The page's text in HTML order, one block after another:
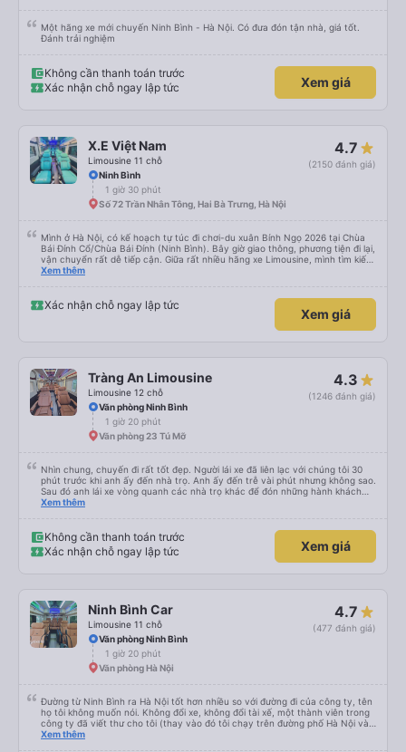
Một hãng xe mới chuyến Ninh Bình - Hà Nội. Có đưa đón tận nhà, giá tốt.
Đánh trải nghiệm
Không cần thanh toán trước
Xác nhận chỗ ngay lập tức
Xem giá
X.E Việt Nam
Limousine 11 chỗ
4.7
(2150 đánh giá)
Ninh Bình
1 giờ 30 phút
Số 72 Trần Nhân Tông, Hai Bà Trưng, Hà Nội
Mình ở Hà Nội, có kế hoạch tự túc đi chơi-du xuân Bính Ngọ 2026 tại Chùa
Bái Đính Cổ/Chùa Bái Đính (Ninh Bình). Bây giờ giao thông, phương tiện đi lại,
vận chuyển rất dễ tiếp cận. Giữa rất nhiều hãng xe Limousine, mình tìm kiếm
trên Vexere và chốt được lịch phù hợp với hãng xe X.E Việt Nam. Giá vé lượt
phường Hoa Lư đến Chùa Bái Đính, phường Tây Hoa Lư khoảng cách là
~20km, hãng nhiệt tình đưa đón dù chỉ là 1 người, đưa đón 2 chiều bằng xe
trung chuyển với khoảng cách tổng là 40km mà phí thu thêm chỉ có
Xem thêm
Xác nhận chỗ ngay lập tức
Xem giá
Tràng An Limousine
Limousine 12 chỗ
4.3
(1246 đánh giá)
Văn phòng Ninh Bình
1 giờ 20 phút
Văn phòng 23 Tú Mỡ
Nhìn chung, chuyến đi rất tốt đẹp. Người lái xe đã liên lạc với chúng tôi 30
phút trước khi anh ấy đến nhà trọ. Anh ấy đến trễ vài phút nhưng không sao.
Sau đó anh lái xe vòng quanh các nhà trọ khác để đón những hành khách
khác. Sau đó anh ấy thả chúng tôi xuống văn phòng, nơi tất cả chúng tôi
thông tin để chúng tôi có chút manh mối về chuyện gì đang xảy ra.
Xem thêm
Không cần thanh toán trước
Xác nhận chỗ ngay lập tức
Xem giá
Ninh Bình Car
Limousine 11 chỗ
4.7
(477 đánh giá)
Văn phòng Ninh Bình
1 giờ 20 phút
Văn phòng Hà Nội
Đường từ Ninh Bình ra Hà Nội tốt hơn nhiều so với đường đi của công ty, tên
họ tôi không muốn nói. Không đổi xe, không đổi tài xế, một thành viên trong
công ty đã viết thư cho tôi (thay vào đó tôi chạy trên đường phố Hà Nội và
hỏi người dân địa phương “bạn có thể gọi tài xế không…?”. Đừng quên trả
Xem thêm